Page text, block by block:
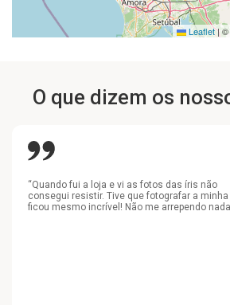
Leaflet|©
O que dizem os
“Quando fui a loja e vi as fotos das íris não
consegui resistir. Tive que fotografar a minha
ficou mesmo incrível! Não me arrependo